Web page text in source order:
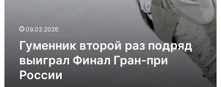
09.03.2026
Гуменник второй раз подряд
выиграл Финал Гран-при
России